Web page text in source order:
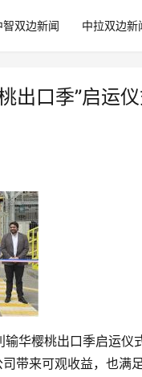
智双边新闻 中拉双边新
出口季”启运
华樱桃出口季启运仪
带来可观收益，也满